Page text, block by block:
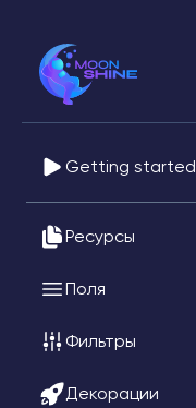
Getting started
Ресурсы
Поля
Фильтры
Декорации